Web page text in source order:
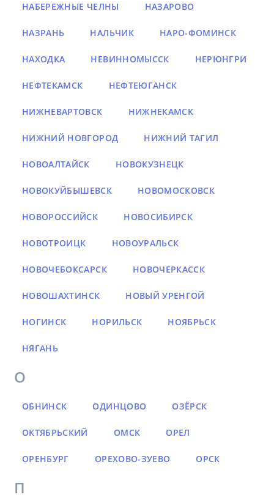
НАБЕРЕЖНЫЕ ЧЕЛНЫ НАЗАРОВО
НАЗРАНЬ НАЛЬЧИК НАРО-ФОМИНСК
НАХОДКА НЕВИННОМЫССК НЕРЮНГРИ
НЕФТЕКАМСК НЕФТЕЮГАНСК
НИЖНЕВАРТОВСК НИЖНЕКАМСК
НИЖНИЙ НОВГОРОД НИЖНИЙ ТАГИЛ
НОВОАЛТАЙСК НОВОКУЗНЕЦК
НОВОКУЙБЫШЕВСК НОВОМОСКОВСК
НОВОРОССИЙСК НОВОСИБИРСК
НОВОТРОИЦК НОВОУРАЛЬСК
НОВОЧЕБОКСАРСК НОВОЧЕРКАССК
НОВОШАХТИНСК НОВЫЙ УРЕНГОЙ
НОГИНСК НОРИЛЬСК НОЯБРЬСК
НЯГАНЬ
О
ОБНИНСК ОДИНЦОВО ОЗЁРСК
ОКТЯБРЬСКИЙ ОМСК ОРЕЛ
ОРЕНБУРГ ОРЕХОВО-ЗУЕВО ОРСК
П